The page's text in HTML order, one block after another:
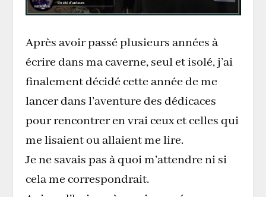
Après avoir passé plusieurs années à
écrire dans ma caverne, seul et isolé, j’ai
finalement décidé cette année de me
lancer dans l’aventure des dédicaces
pour rencontrer en vrai ceux et celles qui
me lisaient ou allaient me lire.
Je ne savais pas à quoi m’attendre ni si
cela me correspondrait.